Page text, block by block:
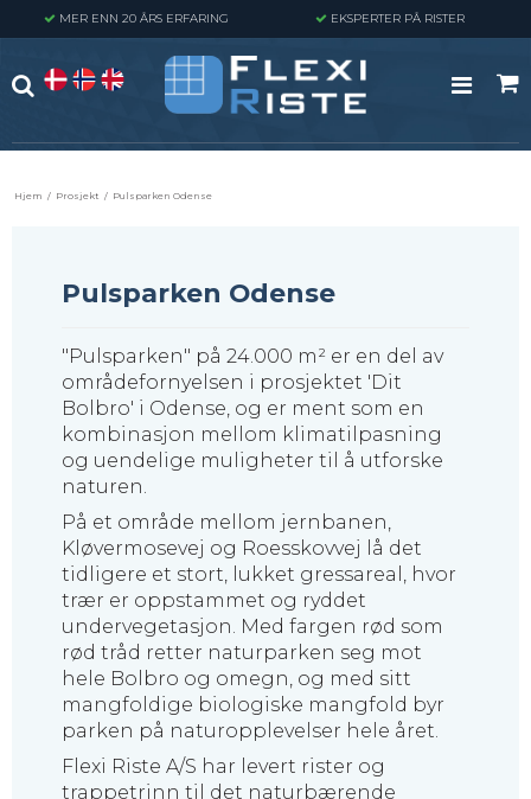
MER ENN 20 ÅRS ERFARING EKSPERTER PÅ RISTER
Hjem / Prosjekt / Pulsparken Odense
Pulsparken Odense
"Pulsparken" på 24.000 m² er en del av
områdefornyelsen i prosjektet 'Dit
Bolbro' i Odense, og er ment som en
kombinasjon mellom klimatilpasning
og uendelige muligheter til å utforske
naturen.
På et område mellom jernbanen,
Kløvermosevej og Roesskovvej lå det
tidligere et stort, lukket gressareal, hvor
trær er oppstammet og ryddet
undervegetasjon. Med fargen rød som
rød tråd retter naturparken seg mot
hele Bolbro og omegn, og med sitt
mangfoldige biologiske mangfold byr
parken på naturopplevelser hele året.
Flexi Riste A/S har levert rister og
trappetrinn til det naturbærende